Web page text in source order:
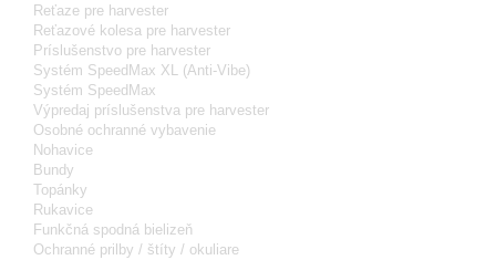
Reťaze pre harvester
Reťazové kolesa pre harvester
Príslušenstvo pre harvester
Systém SpeedMax XL (Anti-Vibe)
Systém SpeedMax
Výpredaj príslušenstva pre harvester
Osobné ochranné vybavenie
Nohavice
Bundy
Topánky
Rukavice
Funkčná spodná bielizeň
Ochranné prilby / štíty / okuliare